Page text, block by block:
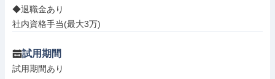
◆退職金あり
社内資格手当(最大3万)
試用期間
試用期間あり